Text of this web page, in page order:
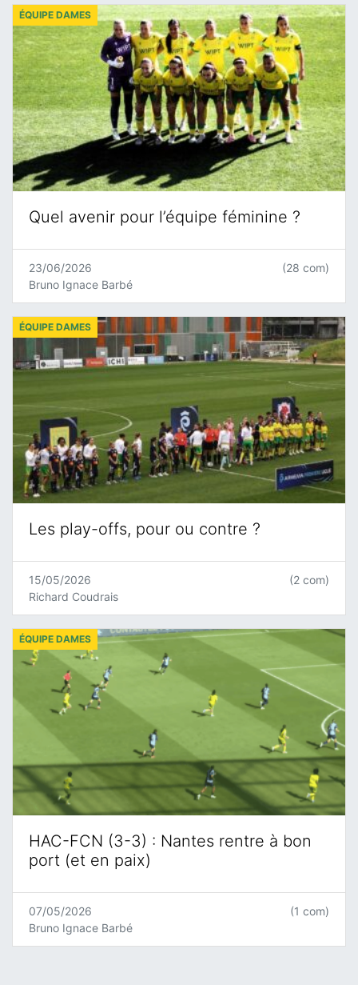
Quel avenir pour l’équipe féminine ?
ÉQUIPE DAMES
23/06/2026
Bruno Ignace Barbé
(28 com)
Les play-offs, pour ou contre ?
ÉQUIPE DAMES
15/05/2026
Richard Coudrais
(2 com)
HAC-FCN (3-3) : Nantes rentre à bon
port (et en paix)
ÉQUIPE DAMES
07/05/2026
Bruno Ignace Barbé
(1 com)